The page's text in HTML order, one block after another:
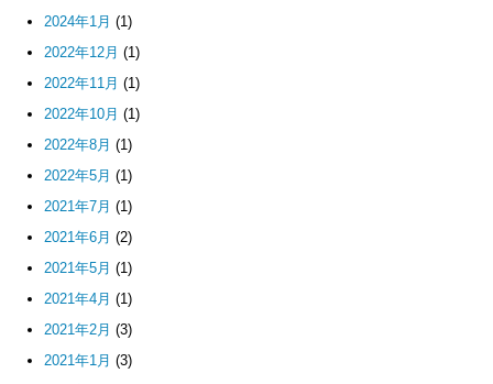
2024年1月 (1)
2022年12月 (1)
2022年11月 (1)
2022年10月 (1)
2022年8月 (1)
2022年5月 (1)
2021年7月 (1)
2021年6月 (2)
2021年5月 (1)
2021年4月 (1)
2021年2月 (3)
2021年1月 (3)